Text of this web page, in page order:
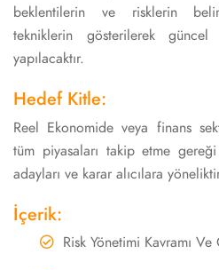
beklentilerin ve risklerin
tekniklerin gösterilerek
yapılacaktır.
Hedef Kitle:
Reel Ekonomide veya finans
tüm piyasaları takip etme
adayları ve karar alıcılara
İçerik:
Risk Yönetimi Kavramı Ve